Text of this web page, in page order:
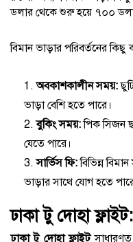
ডলার থেকে শুরু হয়ে ৭০০
বিমান ভাড়ার পরিবর্তনের কিছু
অবকাশকালীন সময়:
ভাড়া বেশি হতে পারে।
বুকিং সময়:পিক সিজন
যেতে পারে।
সার্ভিস ফি:বিভিন্ন
ভাড়ার সাথে যোগ হতে
ঢাকা টু দোহা
ঢাকা টু দোহা ফ্লাইট